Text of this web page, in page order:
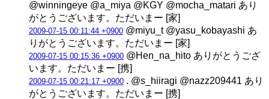
@winningeye @a_miya @KGY @mocha_matari あり
がとうございます。ただいまー [家]
2009-07-15 00:11:44 +0900 @miyu_t @yasu_kobayashi あ
りがとうございます。ただいまー [家]
2009-07-15 00:15:36 +0900 @Hen_na_hito ありがとうござ
います。ただいまー [携]
2009-07-15 00:21:17 +0900 . @s_hiiragi @nazz209441 あり
がとうございます。ただいまー [携]